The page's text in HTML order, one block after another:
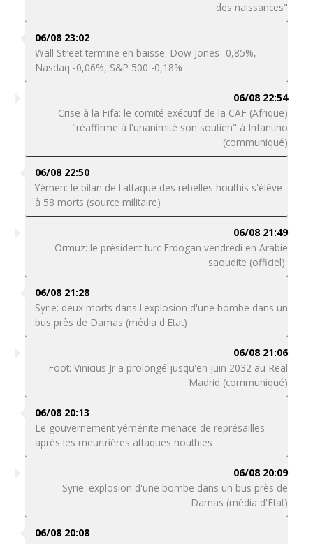
des naissances"
06/08 23:02
Wall Street termine en baisse: Dow Jones -0,85%,
Nasdaq -0,06%, S&P 500 -0,18%
06/08 22:54
Crise à la Fifa: le comité exécutif de la CAF (Afrique)
"réaffirme à l'unanimité son soutien" à Infantino
(communiqué)
06/08 22:50
Yémen: le bilan de l'attaque des rebelles houthis s'élève
à 58 morts (source militaire)
06/08 21:49
Ormuz: le président turc Erdogan vendredi en Arabie
saoudite (officiel)
06/08 21:28
Syrie: deux morts dans l'explosion d'une bombe dans un
bus près de Damas (média d'Etat)
06/08 21:06
Foot: Vinicius Jr a prolongé jusqu'en juin 2032 au Real
Madrid (communiqué)
06/08 20:13
Le gouvernement yéménite menace de représailles
après les meurtrières attaques houthies
06/08 20:09
Syrie: explosion d'une bombe dans un bus près de
Damas (média d'Etat)
06/08 20:08